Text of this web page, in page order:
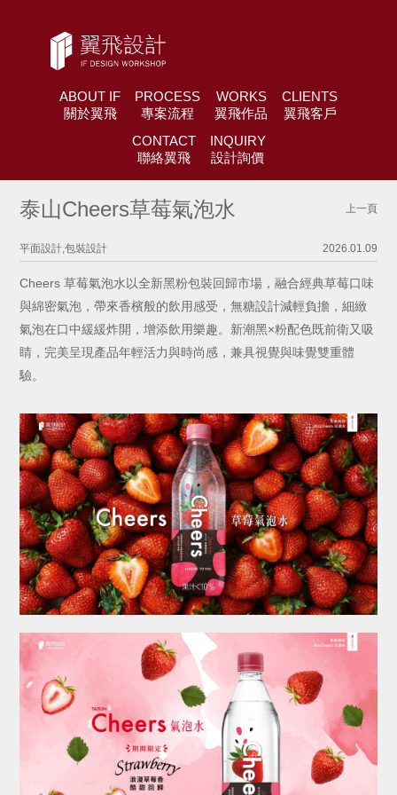
ABOUT IF
關於翼飛
PROCESS
專案流程
WORKS
翼飛作品
CLIENTS
翼飛客戶
CONTACT
聯絡翼飛
INQUIRY
設計詢價
泰山Cheers草莓氣泡水 上一頁
平面設計,包裝設計 2026.01.09
Cheers 草莓氣泡水以全新黑粉包裝回歸市場，融合經典草莓口味
與綿密氣泡，帶來香檳般的飲用感受，無糖設計減輕負擔，細緻
氣泡在口中緩緩炸開，增添飲用樂趣。新潮黑×粉配色既前衛又吸
睛，完美呈現產品年輕活力與時尚感，兼具視覺與味覺雙重體
驗。